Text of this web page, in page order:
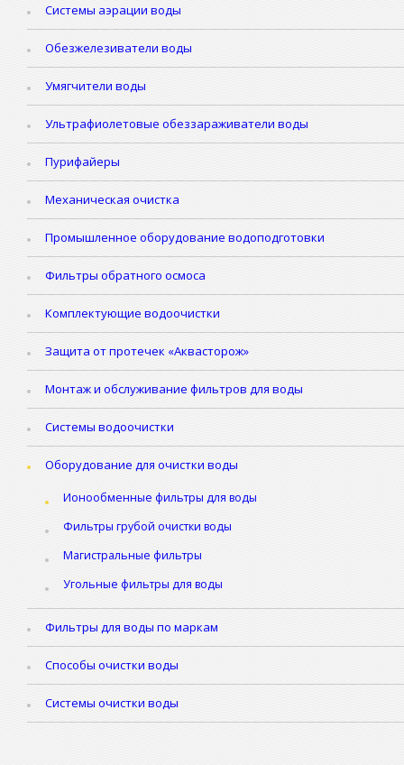
Системы аэрации воды
Обезжелезиватели воды
Умягчители воды
Ультрафиолетовые обеззараживатели воды
Пурифайеры
Механическая очистка
Промышленное оборудование водоподготовки
Фильтры обратного осмоса
Комплектующие водоочистки
Защита от протечек «Аквасторож»
Монтаж и обслуживание фильтров для воды
Системы водоочистки
Оборудование для очистки воды
Ионообменные фильтры для воды
Фильтры грубой очистки воды
Магистральные фильтры
Угольные фильтры для воды
Фильтры для воды по маркам
Способы очистки воды
Системы очистки воды